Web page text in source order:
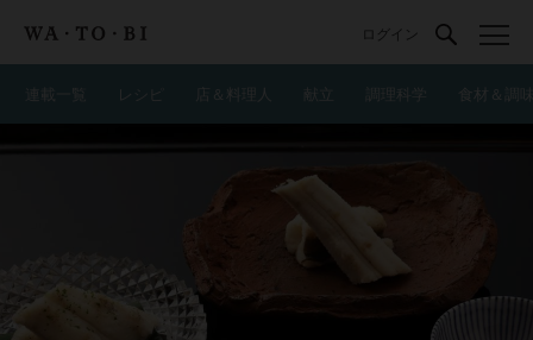
ログイン
レシピ 店＆料理人 献立 食材＆調